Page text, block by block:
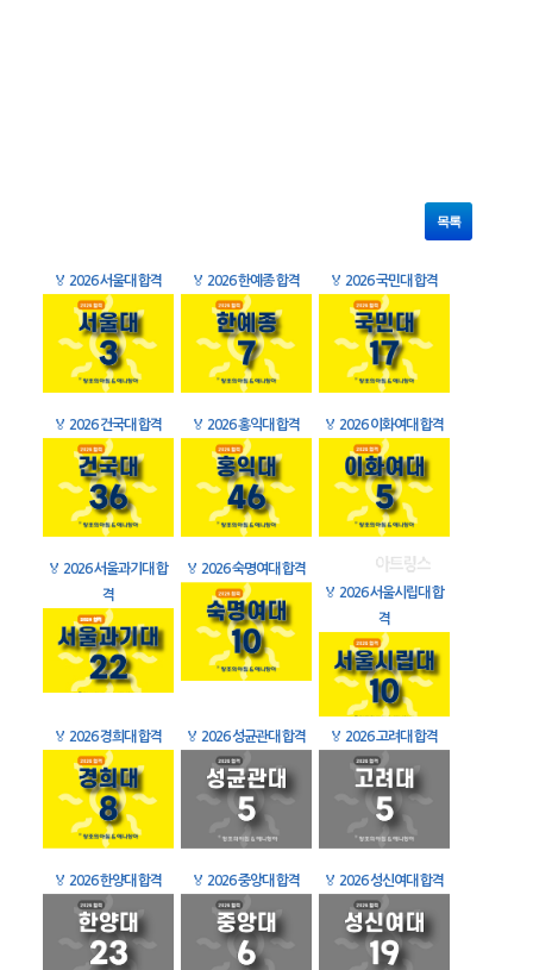
목록
🏅 2026 서울대 합격 🏅 2026 한예종 합격 🏅 2026 국민대 합격
🏅 2026 건국대 합격 🏅 2026 홍익대 합격 🏅 2026 이화여대 합격
🏅 2026 서울과기대 합
격
🏅 2026 숙명여대 합격
🏅 2026 서울시립대 합
격
🏅 2026 경희대 합격 🏅 2026 성균관대 합격 🏅 2026 고려대 합격
🏅 2026 한양대 합격 🏅 2026 중앙대 합격 🏅 2026 성신여대 합격